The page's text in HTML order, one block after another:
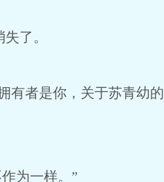
了。
者是你，关于苏青幼的
为一样。”